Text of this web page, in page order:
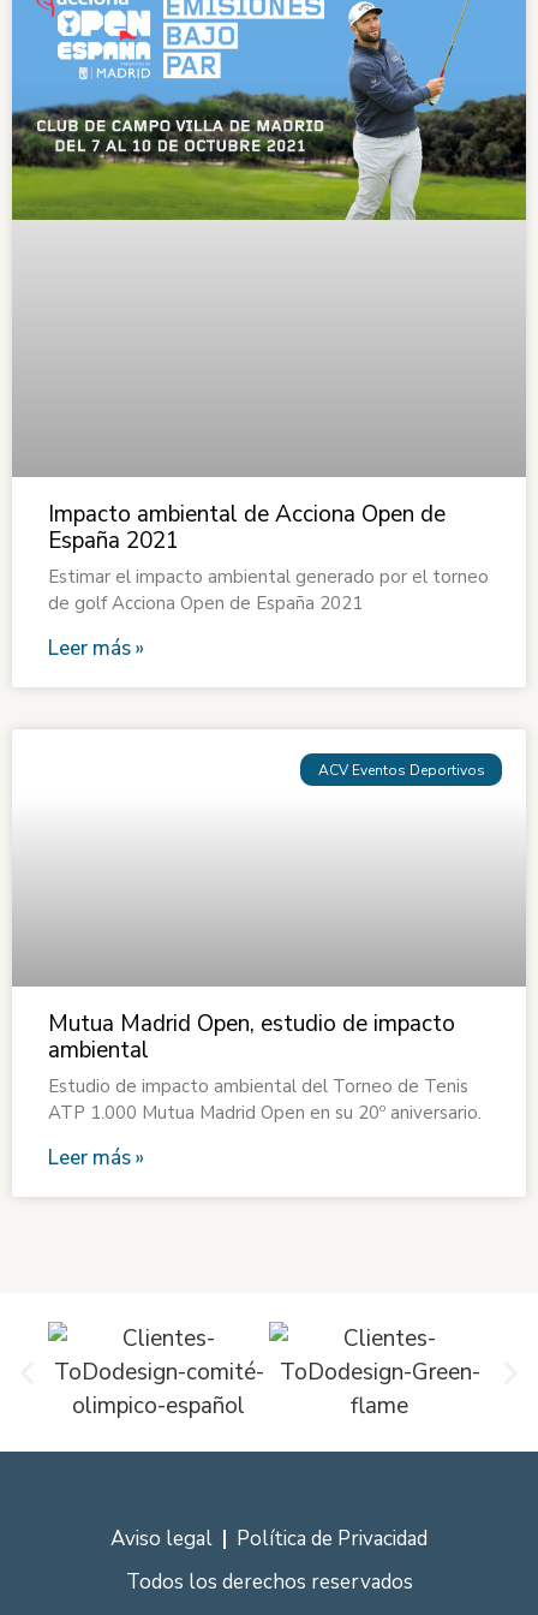
Impacto ambiental de Acciona Open de
España 2021
Estimar el impacto ambiental generado por el torneo
de golf Acciona Open de España 2021
Leer más »
ACV Eventos Deportivos
Mutua Madrid Open, estudio de impacto
ambiental
Estudio de impacto ambiental del Torneo de Tenis
ATP 1.000 Mutua Madrid Open en su 20º aniversario.
Leer más »
Aviso legal
Política de Privacidad
Todos los derechos reservados